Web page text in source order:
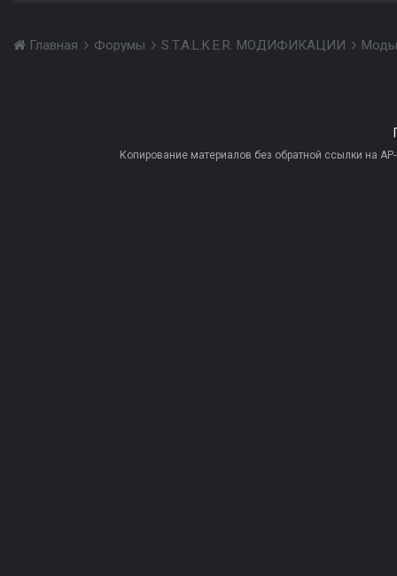
Главная Форумы S.T.A.L.K.E.R. МОДИФИКАЦИИ
Копирование материалов без обратной ссылки на